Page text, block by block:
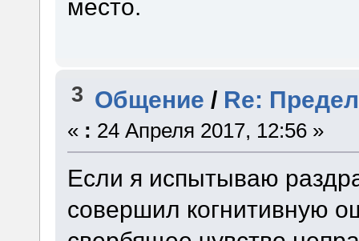
место.
3 Общение / Re:
« : 24 Апреля 2017, 12:56 »
Если я испытываю
совершил когнитивную